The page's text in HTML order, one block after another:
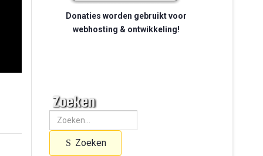
Donaties worden gebruikt voor
webhosting & ontwikkeling!
Zoeken
Zoeken